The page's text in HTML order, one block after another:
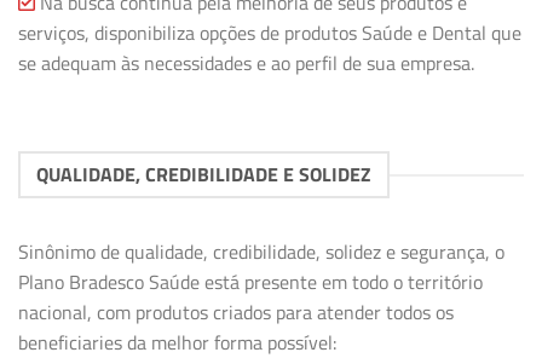
serviços, disponibiliza opções de produtos Saúde e Dental que
se adequam às necessidades e ao perfil de sua empresa.
QUALIDADE, CREDIBILIDADE E SOLIDEZ
Sinônimo de qualidade, credibilidade, solidez e segurança, o
Plano Bradesco Saúde está presente em todo o território
nacional, com produtos criados para atender todos os
beneficiaries da melhor forma possível: